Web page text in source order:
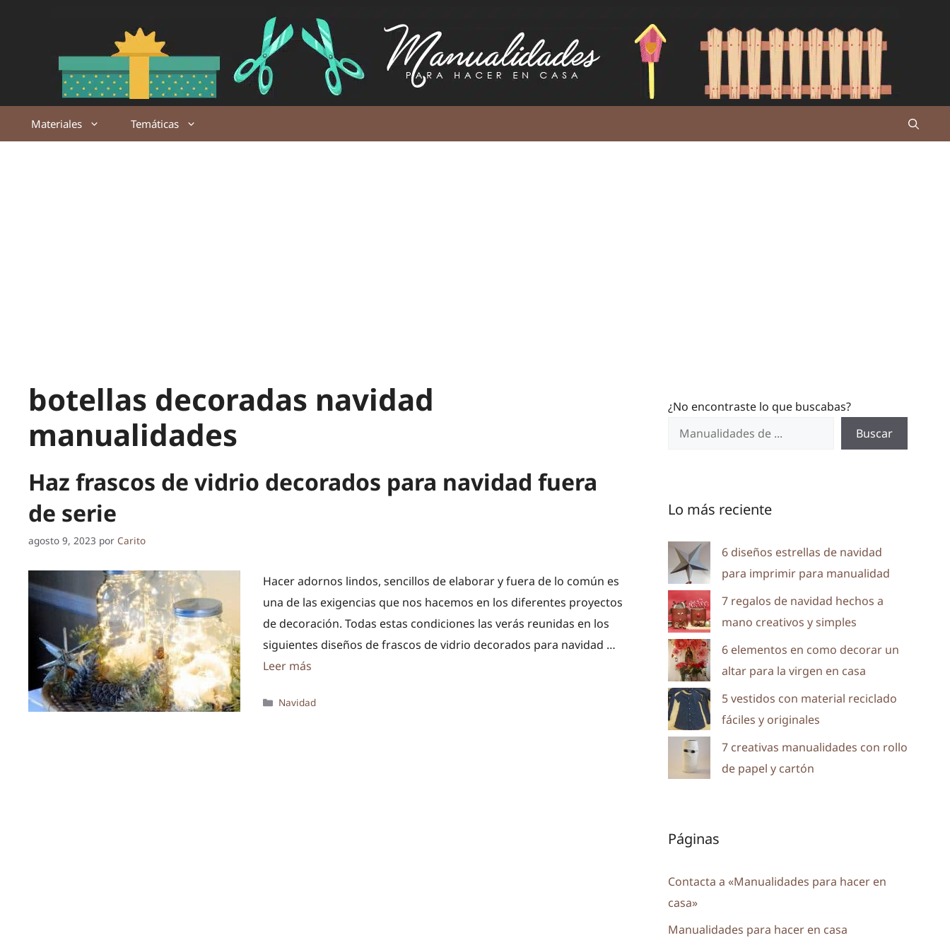
Materiales Temáticas
botellas decoradas navidad
manualidades
Haz frascos de vidrio decorados para navidad fuera
de serie
agosto 9, 2023 por Carito
Hacer adornos lindos, sencillos de elaborar y fuera de lo común es
una de las exigencias que nos hacemos en los diferentes proyectos
de decoración. Todas estas condiciones las verás reunidas en los
siguientes diseños de frascos de vidrio decorados para navidad …
Leer más
Categorías
Navidad
¿No encontraste lo que buscabas?
Buscar
Lo más reciente
6 diseños estrellas de navidad
para imprimir para manualidad
7 regalos de navidad hechos a
mano creativos y simples
6 elementos en como decorar un
altar para la virgen en casa
5 vestidos con material reciclado
fáciles y originales
7 creativas manualidades con rollo
de papel y cartón
Páginas
Contacta a «Manualidades para hacer en
casa»
Manualidades para hacer en casa